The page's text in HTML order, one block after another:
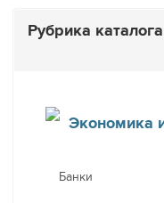
Рубрика
Экономика
Банки